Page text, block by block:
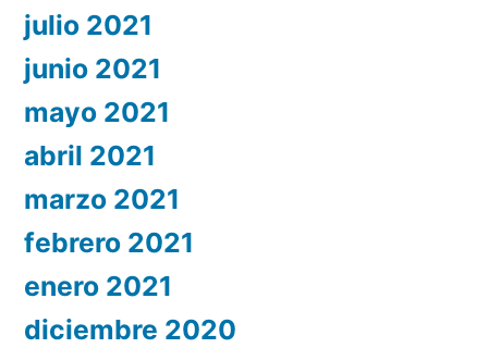
julio 2021
junio 2021
mayo 2021
abril 2021
marzo 2021
febrero 2021
enero 2021
diciembre 2020